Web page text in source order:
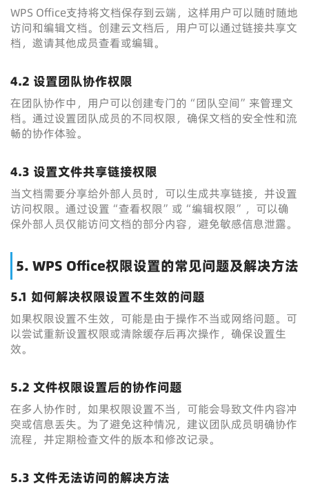
WPS Office支持将文档保存到云端，这样用户可以随时随地
访问和编辑文档。创建云文档后，用户可以通过链接共享文
档，邀请其他成员查看或编辑。
4.2 设置团队协作权限
在团队协作中，用户可以创建专门的“团队空间”来管理文
档。通过设置团队成员的不同权限，确保文档的安全性和流
畅的协作体验。
4.3 设置文件共享链接权限
当文档需要分享给外部人员时，可以生成共享链接，并设置
访问权限。通过设置“查看权限”或“编辑权限”，可以确
保外部人员仅能访问文档的部分内容，避免敏感信息泄露。
5. WPS Office权限设置的常见问题及解决方法
5.1 如何解决权限设置不生效的问题
如果权限设置不生效，可能是由于操作不当或网络问题。可
以尝试重新设置权限或清除缓存后再次操作，确保设置生
效。
5.2 文件权限设置后的协作问题
在多人协作时，如果权限设置不当，可能会导致文件内容冲
突或信息丢失。为了避免这种情况，建议团队成员明确协作
流程，并定期检查文件的版本和修改记录。
5.3 文件无法访问的解决方法